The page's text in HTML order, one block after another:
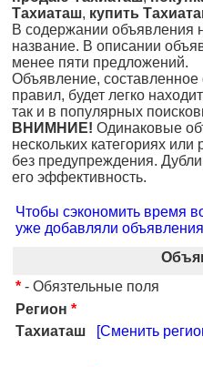
Тахиаташ, купить
В содержании объявления
название. В описании
менее пяти предложений.
Объявление,
правил, будет легко
так и в популярных
ВНИМНИЕ! Одинаковые
нескольких категориях или
без предупреждения.
его эффективность.
Чтобы сэкономить время
уже добавляли
* - Обязтельные поля
Регион *
Тахиаташ
[Сменить